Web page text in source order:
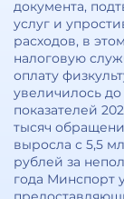
документа,
услуг и
расходов, в
налоговую
оплату
увеличилось
показателей
тысяч
выросла с 5,5
рублей за
года Минспорт